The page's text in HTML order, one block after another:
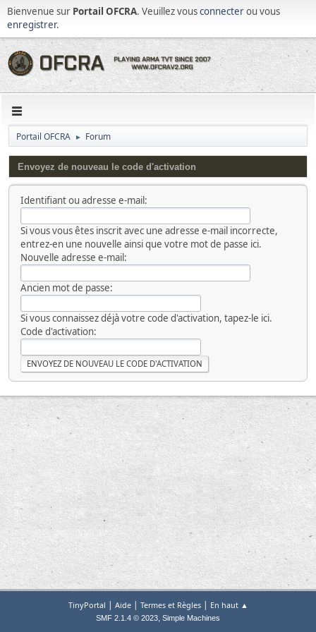
Bienvenue sur Portail OFCRA. Veuillez vousconnecterou vous
enregistrer.
Portail OFCRA ► Forum
Envoyez de nouveau le code d'activation
Identifiant ou adresse e-mail:
Si vous vous êtes inscrit avec une adresse e-mail incorrecte,
entrez-en une nouvelle ainsi que votre mot de passe ici.
Nouvelle adresse e-mail:
Ancien mot de passe:
Si vous connaissez déjà votre code d'activation, tapez-le ici.
Code d'activation:
TinyPortal | Aide| Termes et Règles| En haut ▲
SMF 2.1.4 © 2023, Simple Machines